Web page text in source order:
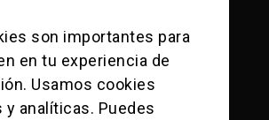
son importantes para
en tu experiencia de
Usamos cookies
analíticas. Puedes